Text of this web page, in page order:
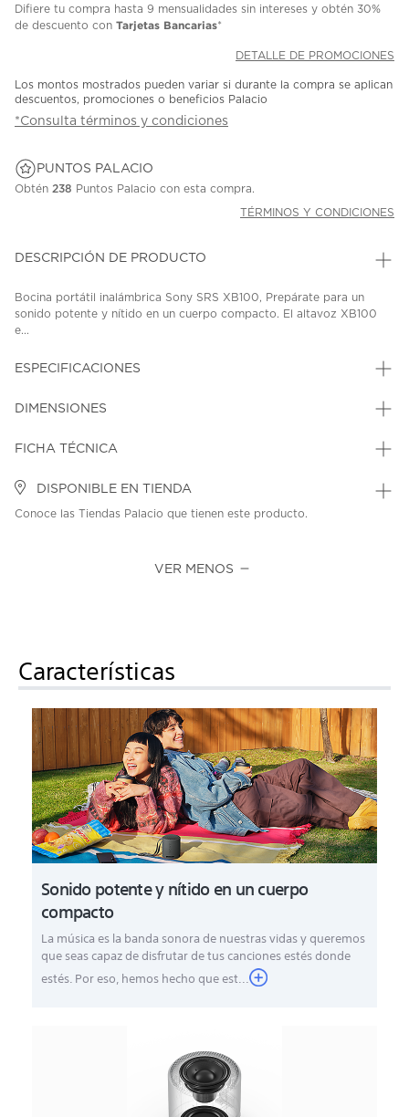
Difiere tu compra hasta 9 mensualidades sin intereses y obtén 30%
de descuento con Tarjetas Bancarias*
DETALLE DE PROMOCIONES
Los montos mostrados pueden variar si durante la compra se aplican
descuentos, promociones o beneficios Palacio
*Consulta términos y condiciones
PUNTOS PALACIO
Obtén 238 Puntos Palacio con esta compra.
TÉRMINOS Y CONDICIONES
DESCRIPCIÓN DE PRODUCTO
Bocina portátil inalámbrica Sony SRS XB100, Prepárate para un
sonido potente y nítido en un cuerpo compacto. El altavoz XB100
e...
ESPECIFICACIONES
DIMENSIONES
FICHA TÉCNICA
DISPONIBLE EN TIENDA
Conoce las Tiendas Palacio que tienen este producto.
VER MENOS
Características
Sonido potente y nítido en un cuerpo
compacto
La música es la banda sonora de nuestras vidas y queremos
que seas capaz de disfrutar de tus canciones estés donde
estés. Por eso, hemos hecho que est...